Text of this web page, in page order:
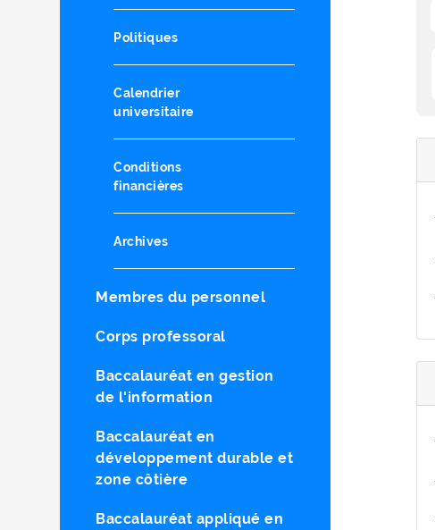
Politiques
Calendrier
universitaire
Conditions
financières
Archives
Membres du personnel
Corps professoral
Baccalauréat en gestion
de l'information
Baccalauréat en
développement durable et
zone côtière
Baccalauréat appliqué en